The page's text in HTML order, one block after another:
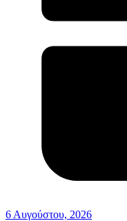
6 Αυγούστου, 2026